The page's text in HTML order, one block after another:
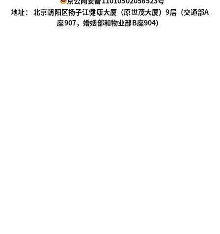
地址： 北京朝阳区扬子江健康大厦（原世茂大厦）9层（交通部A
座907，婚姻部和物业部B座904）